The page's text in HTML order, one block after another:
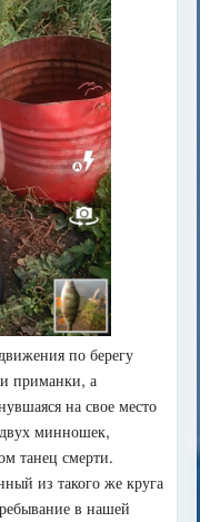
по берегу
приманки, а
на свое место
минношек,
танец смерти.
из такого же круга
в нашей